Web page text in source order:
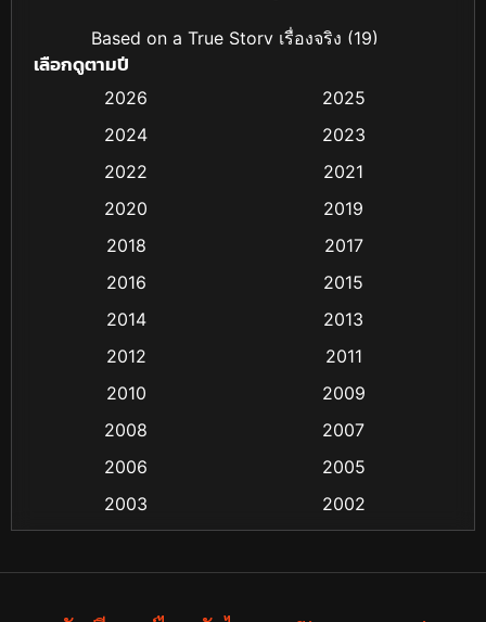
Based on a True Story เรื่องจริง (19)
Biography ชีวิตจริง (16)
Classic หนังคลาสสิก (25)
Coming-of-age ชีวิตวัยรุ่น (13)
Crime อาชญากรรม (48)
Cult Film(4)
เลือกดูตามปี
2026
2025
2024
2023
2022
2021
2020
2019
2018
2017
2016
2015
2014
2013
2012
2011
2010
2009
2008
2007
2006
2005
2003
2002
1998
1997